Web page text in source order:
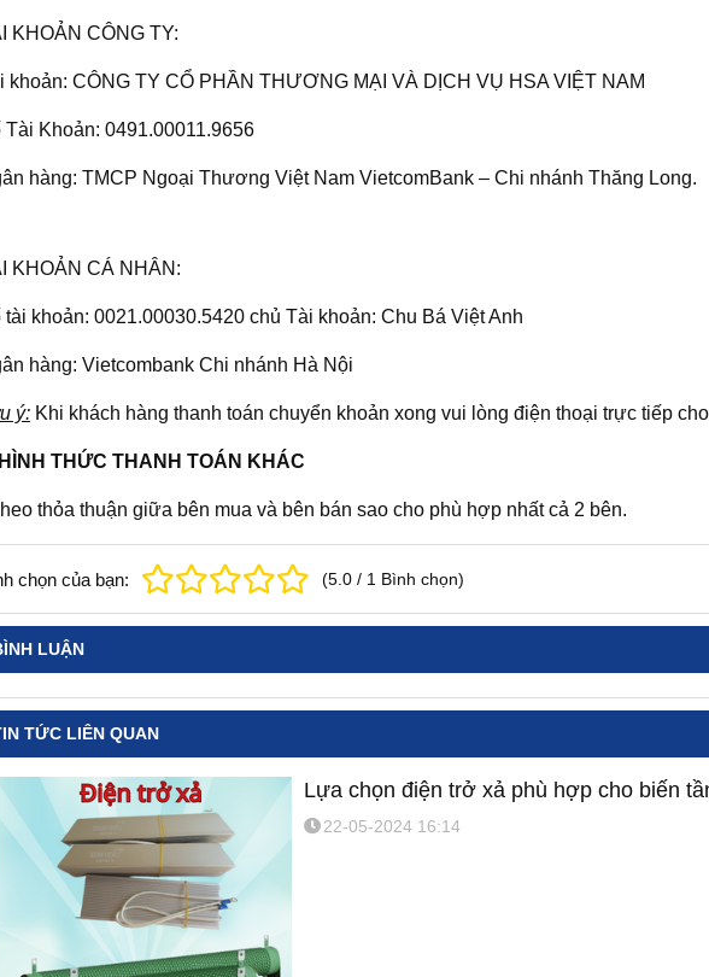
KHOẢN CÔNG TY:
khoản: CÔNG TY CỔ PHẦN THƯƠNG MẠI VÀ DỊCH VỤ HSA VIỆT NAM
Tài Khoản: 0491.00011.9656
hàng: TMCP Ngoại Thương Việt Nam VietcomBank – Chi nhánh Thăng Long.
KHOẢN CÁ NHÂN:
tài khoản: 0021.00030.5420 chủ Tài khoản: Chu Bá Việt Anh
hàng: Vietcombank Chi nhánh Hà Nội
ý: Khi khách hàng thanh toán chuyển khoản xong vui lòng điện thoại trực tiếp
THỨC THANH TOÁN KHÁC
thỏa thuận giữa bên mua và bên bán sao cho phù hợp nhất cả 2 bên.
chọn của bạn: (5.0 / 1 Bình chọn)
LUẬN
TỨC LIÊN QUAN
Lựa chọn điện trở xả phù hợp cho biến
22-05-2024 16:14